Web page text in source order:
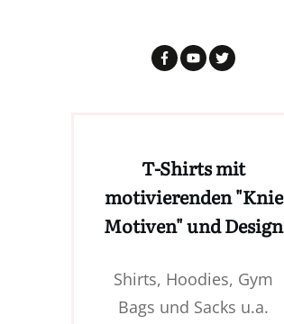
T-Shirts mit
motivierenden "Knie
Motiven" und Design
Shirts, Hoodies, Gym
Bags und Sacks u.a.